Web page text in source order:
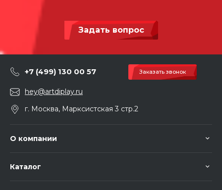
Задать вопрос
+7 (499) 130 00 57 Заказать звонок
hey@artdiplay.ru
г. Москва, Марксистская 3 стр.2
О компании
Каталог